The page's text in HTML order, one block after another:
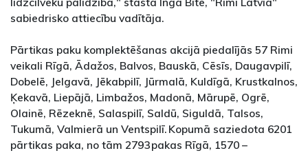
sabiedrisko attiecību vadītāja.
Pārtikas paku komplektēšanas akcijā piedalījās 57 Rimi
veikali Rīgā, Ādažos, Balvos, Bauskā, Cēsīs, Daugavpilī,
Dobelē, Jelgavā, Jēkabpilī, Jūrmalā, Kuldīgā, Krustkalnos,
Ķekavā, Liepājā, Limbažos, Madonā, Mārupē, Ogrē,
Olainē, Rēzeknē, Salaspilī, Saldū, Siguldā, Talsos,
Tukumā, Valmierā un Ventspilī. Kopumā saziedota 6201
pārtikas paka, no tām 2793 pakas Rīgā, 1570 –